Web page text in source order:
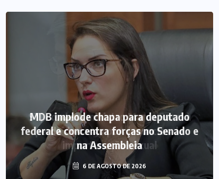
MDB implode chapa para deputado
federal e concentra forças no Senado e
na Assembleia
6 DE AGOSTO DE 2026